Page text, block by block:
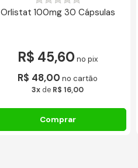
Orlistat 100mg 30 Cápsulas
R$ 45,60 no pix
R$ 48,00 no cartão
3x de R$ 16,00